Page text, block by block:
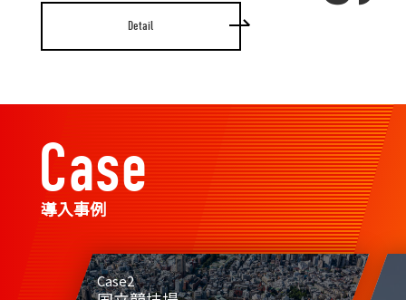
Detail
Case
導入事例
Case2